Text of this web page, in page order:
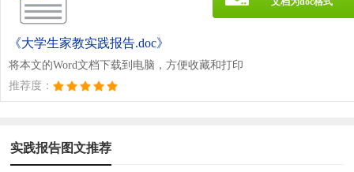
《大学生家教实践报告.doc》
将本文的Word文档下载到电脑，方便收藏和打印
推荐度：
实践报告图文推荐